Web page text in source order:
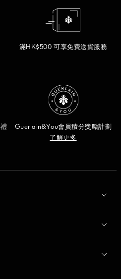
滿HK$500 可享免費送貨服務
Guerlain&You會員積分獎勵計劃
了解更多